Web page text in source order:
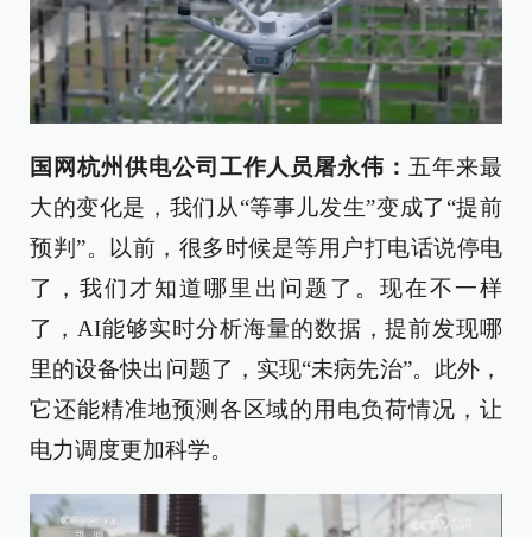
国网杭州供电公司工作人员屠永伟： 五年来最
大的变化是，我们从“等事儿发生”变成了“提前
预判”。以前，很多时候是等用户打电话说停电
了，我们才知道哪里出问题了。现在不一样
了，AI能够实时分析海量的数据，提前发现哪
里的设备快出问题了，实现“未病先治”。此外，
它还能精准地预测各区域的用电负荷情况，让
电力调度更加科学。